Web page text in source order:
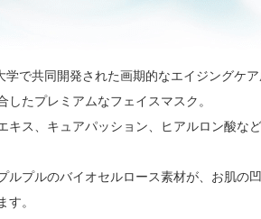
で共同開発された画期的なエイジングケ
したプレミアムなフェイスマスク。
キス、キュアパッション、ヒアルロン酸な
ルプルのバイオセルロース素材が、お肌の
す。